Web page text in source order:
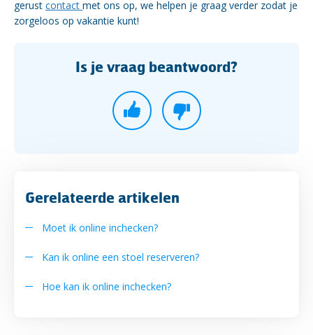
gerust contact met ons op, we helpen je graag verder zodat je
zorgeloos op vakantie kunt!
Is je vraag beantwoord?
Gerelateerde artikelen
Moet ik online inchecken?
Kan ik online een stoel reserveren?
Hoe kan ik online inchecken?